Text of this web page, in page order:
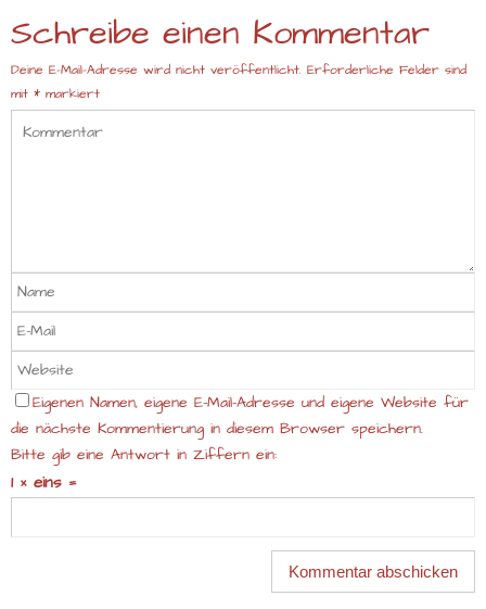
Schreibe einen Kommentar
Deine E-Mail-Adresse wird nicht veröffentlicht. Erforderliche Felder sind
mit * markiert
Eigenen Namen, eigene E-Mail-Adresse und eigene Website für
die nächste Kommentierung in diesem Browser speichern.
Bitte gib eine Antwort in Ziffern ein:
1 × eins =